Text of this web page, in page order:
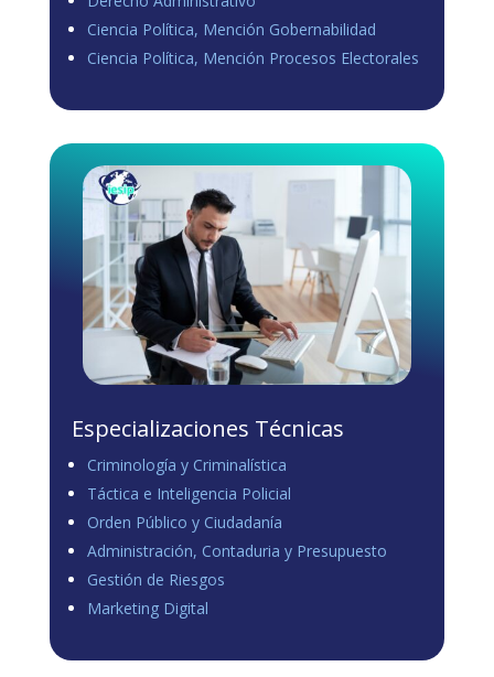
Ciencia Política, Mención Gobernabilidad
Ciencia Política, Mención Procesos Electorales
Especializaciones Técnicas
Criminología y Criminalística
Táctica e Inteligencia Policial
Orden Público y Ciudadanía
Administración, Contaduria y Presupuesto
Gestión de Riesgos
Marketing Digital